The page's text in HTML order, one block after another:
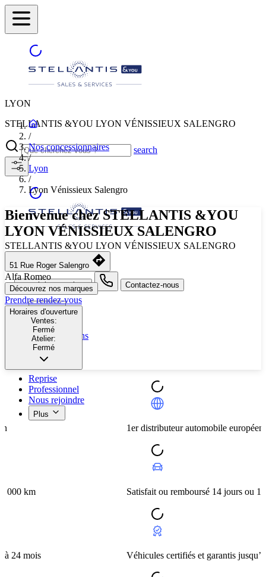
LYON
STELLANTIS &YOU LYON VÉNISSIEUX SALENGRO
search
STELLANTIS &YOU LYON VÉNISSIEUX SALENGRO
Sélectionnez une autre ville
search button - icon Contactez-nous
Neuf
Occasion
Nos promotions
Nos marques
Entretien
Reprise
Professionnel
Nous rejoindre
Plus
/
Nos concessionnaires
/
Lyon
/
Lyon Vénissieux Salengro
Bienvenue chez STELLANTIS &YOU
LYON VÉNISSIEUX SALENGRO
51 Rue Roger Salengro
Alfa Romeo
Découvrez nos marques
Prendre rendez-vous
Horaires d'ouverture
Ventes:
Fermé
Atelier:
Fermé
1er distributeur automobile européen
Satisfait ou remboursé 14 jours ou 1 000 km
Véhicules certifiés et garantis jusqu’à 24